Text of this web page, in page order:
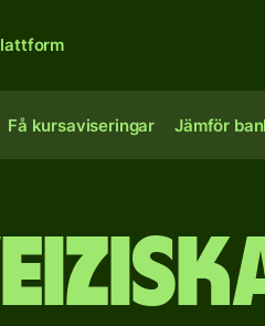
Få kursaviseringar Jämför